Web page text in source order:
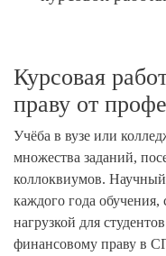
Курсовая
праву от
Учёба в вузе или
множества заданий,
коллоквиумов. Научный
каждого года обучения,
нагрузкой для
финансовому праву в